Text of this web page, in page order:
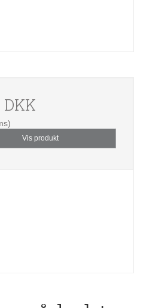
DKK
Vis produkt